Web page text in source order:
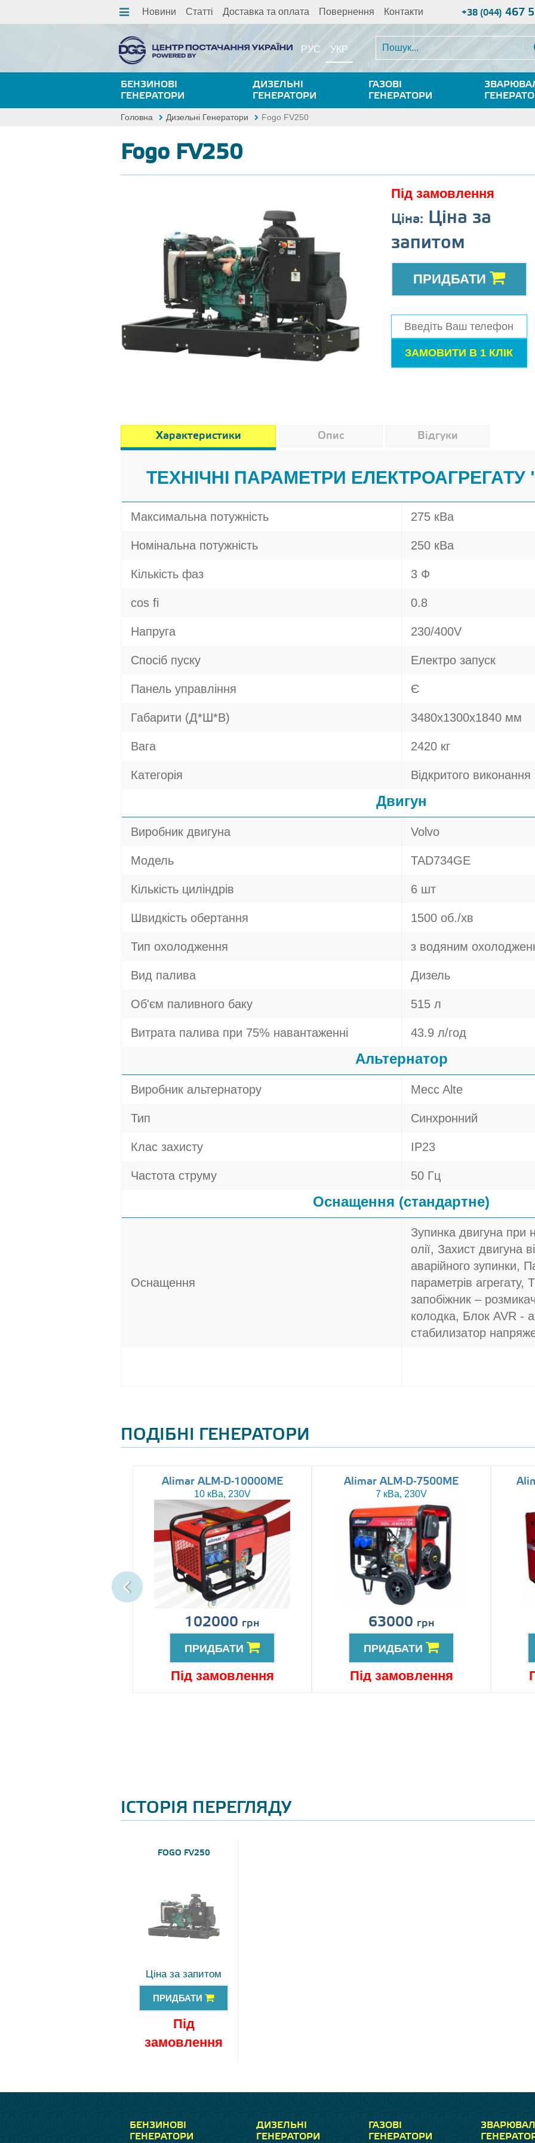
Новини Статті Доставка та оплата Повернення Контакти +38 (044) 467
РУС УКР
БЕНЗИНОВІ
ГЕНЕРАТОРИ
ДИЗЕЛЬНІ
ГЕНЕРАТОРИ
ГАЗОВІ
ГЕНЕРАТОРИ
Головна Дизельні Генератори Fogo FV250
Fogo FV250
Під замовлення
Ціна: Ціна за
запитом
ПРИДБАТИ
Характеристики Опис Відгуки
ТЕХНІЧНІ ПАРАМЕТРИ ЕЛЕКТРОАГРЕГАТУ
Максимальна потужність 275 кВа
Номінальна потужність 250 кВа
Кількість фаз 3 Ф
cos fi 0.8
Напруга 230/400V
Спосіб пуску Електро запуск
Панель управління Є
Габарити (Д*Ш*В) 3480х1300х1840 мм
Вага 2420 кг
Категорія Відкритого виконання
Двигун
Виробник двигуна Volvo
Модель TAD734GE
Кількість циліндрів 6 шт
Швидкість обертання 1500 об./хв
Тип охолодження з водяним
Вид палива Дизель
Об'єм паливного баку 515 л
Витрата палива при 75% навантаженні 43.9 л/год
Альтернатор
Виробник альтернатору Mecc Alte
Тип Синхронний
Клас захисту IP23
Частота струму 50 Гц
Оснащення (стандартне)
Оснащення
Зупинка двигуна при
олії, Захист двигуна
аварійного зупинки,
параметрів агрегату,
запобіжник –
колодка, Блок AVR -
стабилизатор
ПОДІБНІ ГЕНЕРАТОРИ
Alimar ALM-D-10000ME
10 кВа, 230V
102000 грн
ПРИДБАТИ
Під замовлення
Alimar ALM-D-7500ME
7 кВа, 230V
63000 грн
ПРИДБАТИ
Під замовлення
ІСТОРІЯ ПЕРЕГЛЯДУ
FOGO FV250
Ціна за запитом
ПРИДБАТИ
Під
замовлення
БЕНЗИНОВІ
ГЕНЕРАТОРИ
ДИЗЕЛЬНІ
ГЕНЕРАТОРИ
ГАЗОВІ
ГЕНЕРАТОРИ